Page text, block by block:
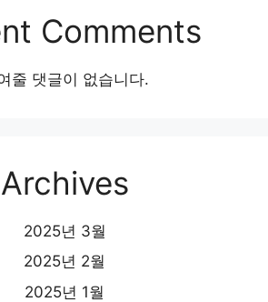
Comments
줄 댓글이 없습니다.
Archives
2025년 3월
2025년 2월
2025년 1월